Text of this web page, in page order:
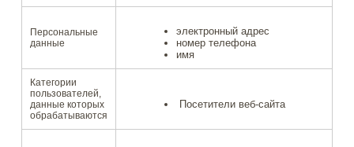
Персональные
данные
электронный адрес
номер телефона
имя
Категории
пользователей,
данные которых
обрабатываются
Посетители веб-сайта